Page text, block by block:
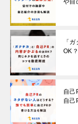
「
OK
自己
自己